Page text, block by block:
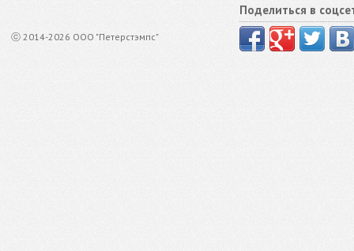
ⓒ 2014-2026 ООО "Петерстэмпс"
Поделиться в